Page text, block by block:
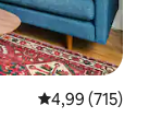
Note
4,99 (715)